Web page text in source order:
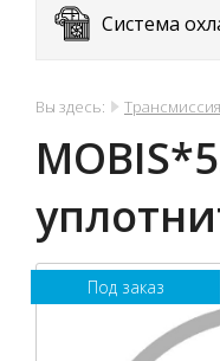
Система
Вы здесь: Трансмиссия
Под заказ